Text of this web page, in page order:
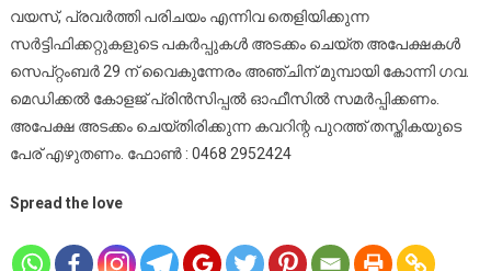
വയസ്, പ്രവർത്തി പരിചയം എന്നിവ തെളിയിക്കുന്ന
സർട്ടിഫിക്കറ്റുകളുടെ പകർപ്പുകൾ അടക്കം ചെയ്ത അപേക്ഷകൾ
സെപ്റ്റംബർ 29 ന് വൈകുന്നേരം അഞ്ചിന് മുമ്പായി കോന്നി ഗവ.
മെഡിക്കൽ കോളജ് പ്രിൻസിപ്പൽ ഓഫീസിൽ സമർപ്പിക്കണം.
അപേക്ഷ അടക്കം ചെയ്തിരിക്കുന്ന കവറിന്റ പുറത്ത് തസ്തികയുടെ
പേര് എഴുതണം. ഫോൺ : 0468 2952424
Spread the love